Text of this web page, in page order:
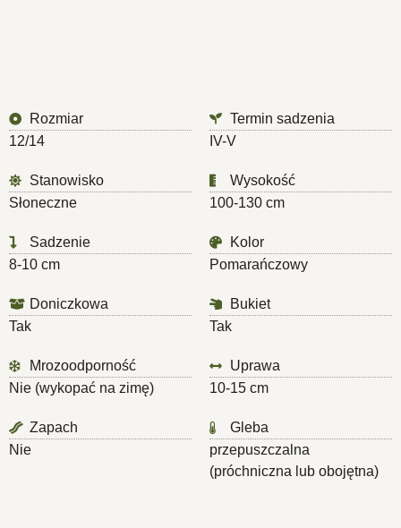
Rozmiar
12/14
Termin sadzenia
IV-V
Stanowisko
Słoneczne
Wysokość
100-130 cm
Sadzenie
8-10 cm
Kolor
Pomarańczowy
Doniczkowa
Tak
Bukiet
Tak
Mrozoodporność
Nie (wykopać na zimę)
Uprawa
10-15 cm
Zapach
Nie
Gleba
przepuszczalna
(próchniczna lub obojętna)